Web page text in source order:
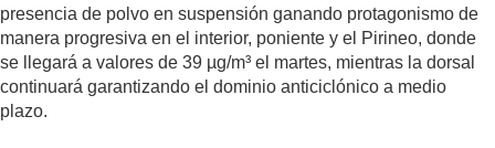
presencia de polvo en suspensión ganando protagonismo de
manera progresiva en el interior, poniente y el Pirineo, donde
se llegará a valores de 39 µg/m³ el martes, mientras la dorsal
continuará garantizando el dominio anticiclónico a medio
plazo.